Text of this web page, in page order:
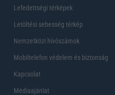
Lefedettségi térképek
Letöltési sebesség térkép
Nemzetközi hívószámok
Mobiltelefon védelem és biztonság
Kapcsolat
Médiaajánlat